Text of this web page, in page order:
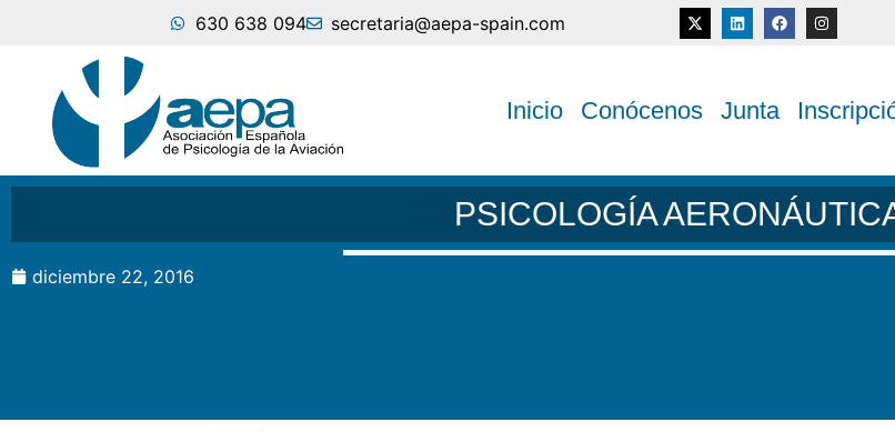
630 638 094 secretaria@aepa-spain.com
Inicio Conócenos Junta
PSICOLOGÍA
diciembre 22, 2016